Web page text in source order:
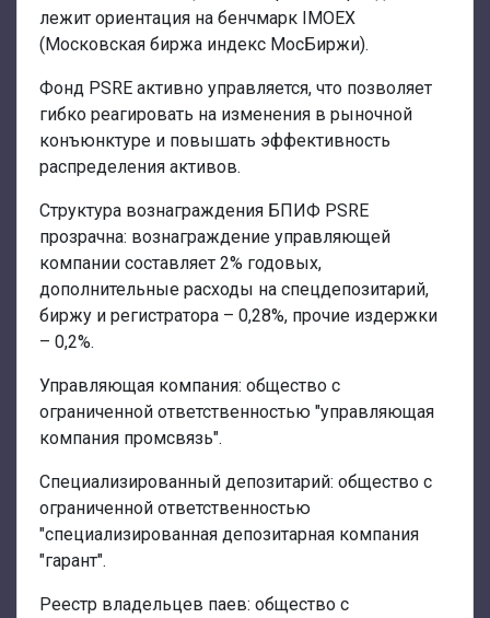
лежит ориентация на бенчмарк IMOEX
(Московская биржа индекс МосБиржи).
Фонд PSRE активно управляется, что позволяет
гибко реагировать на изменения в рыночной
конъюнктуре и повышать эффективность
распределения активов.
Структура вознаграждения БПИФ PSRE
прозрачна: вознаграждение управляющей
компании составляет 2% годовых,
дополнительные расходы на спецдепозитарий,
биржу и регистратора – 0,28%, прочие издержки
– 0,2%.
Управляющая компания: общество с
ограниченной ответственностью "управляющая
компания промсвязь".
Специализированный депозитарий: общество с
ограниченной ответственностью
"специализированная депозитарная компания
"гарант".
Реестр владельцев паев: общество с